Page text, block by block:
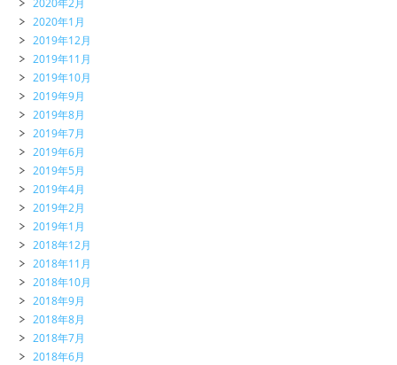
2020年2月
2020年1月
2019年12月
2019年11月
2019年10月
2019年9月
2019年8月
2019年7月
2019年6月
2019年5月
2019年4月
2019年2月
2019年1月
2018年12月
2018年11月
2018年10月
2018年9月
2018年8月
2018年7月
2018年6月